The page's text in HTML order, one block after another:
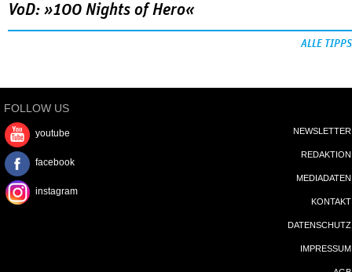
VoD: »100 Nights of Hero«
ALLE TIPPS
FOLLOW US
youtube
facebook
instagram
NEWSLETTER
REDAKTION
MEDIADATEN
KONTAKT
DATENSCHUTZ
IMPRESSUM